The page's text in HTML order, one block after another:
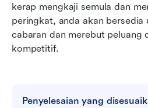
kerap mengkaji semula dan
peringkat, anda akan bersedia
cabaran dan merebut peluang
kompetitif.
Penyelesaian yang